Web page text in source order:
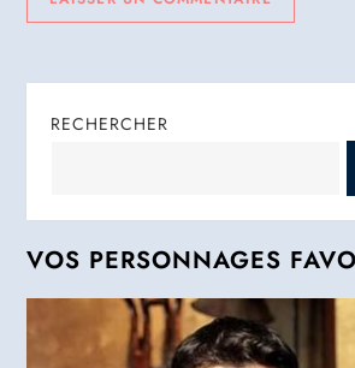
RECHERCHER
VOS PERSONNAGES